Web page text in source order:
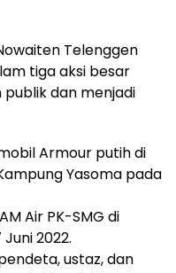
Telenggen
tiga aksi besar
dan menjadi
Armour putih di
Yasoma pada
Air PK-SMG di
2022.
ustaz, dan